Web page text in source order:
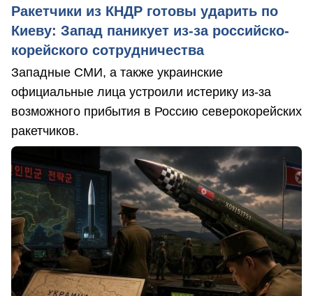
Ракетчики из КНДР готовы ударить по
Киеву: Запад паникует из-за российско-
корейского сотрудничества
Западные СМИ, а также украинские
официальные лица устроили истерику из-за
возможного прибытия в Россию северокорейских
ракетчиков.